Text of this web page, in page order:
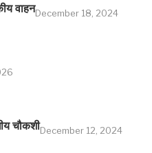
वाहनDecember 18, 2024
चौकशीDecember 12, 2024